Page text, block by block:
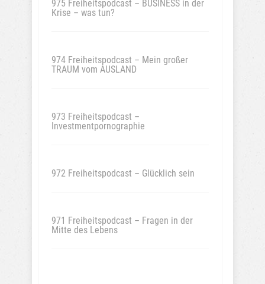
975 Freiheitspodcast – BUSINESS in der
Krise – was tun?
974 Freiheitspodcast – Mein großer
TRAUM vom AUSLAND
973 Freiheitspodcast –
Investmentpornographie
972 Freiheitspodcast – Glücklich sein
971 Freiheitspodcast – Fragen in der
Mitte des Lebens